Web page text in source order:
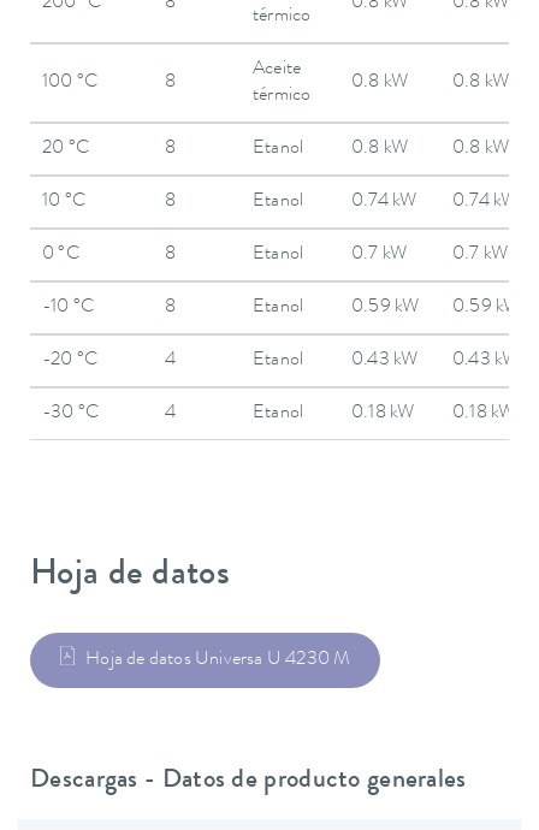
térmico
100 °C 8
Aceite
térmico
0.8 kW 0.8 kW
20 °C 8 Etanol 0.8 kW 0.8 kW
10 °C 8 Etanol 0.74 kW 0.74 kW
0 °C 8 Etanol 0.7 kW 0.7 kW
-10 °C 8 Etanol 0.59 kW 0.59 kW
-20 °C 4 Etanol 0.43 kW 0.43 kW
-30 °C 4 Etanol 0.18 kW 0.18 kW
Hoja de datos
Hoja de datos Universa U 4230 M
Descargas - Datos de producto generales